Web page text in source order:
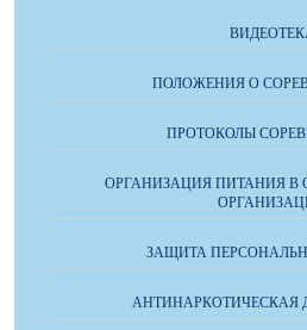
ПОЛОЖЕНИЯ О
ПРОТОКОЛЫ
ОРГАНИЗАЦИЯ ПИТАНИЯ В
ЗАЩИТА
АНТИНАРКОТИЧЕСКАЯ